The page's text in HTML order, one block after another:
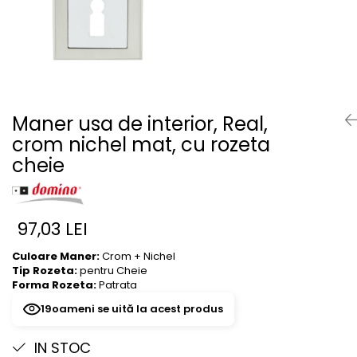
Woodstock 8mm
Woodstock XL 8mm
ADO Floor - SPC
Finsa - Laminat
Finfloor 12mm
Finfloor XL 10mm
Style 8mm
Kaindl - Laminat
Kronotex - Laminat
Advanced 8 mm
Maner usa de interior, Real,
crom nichel mat, cu rozeta
cheie
97,03 LEI
Culoare Maner:Crom + Nichel
Tip Rozeta:pentru Cheie
Forma Rozeta:Patrata
19oameni se uită la acest produs
IN STOC